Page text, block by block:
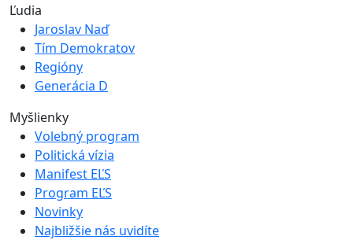
Ľudia
Jaroslav Naď
Tím Demokratov
Regióny
Generácia D
Myšlienky
Volebný program
Politická vízia
Manifest EĽS
Program EĽS
Novinky
Najbližšie nás uvidíte